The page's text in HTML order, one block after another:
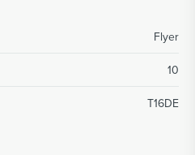
Flyer
10
T16DE